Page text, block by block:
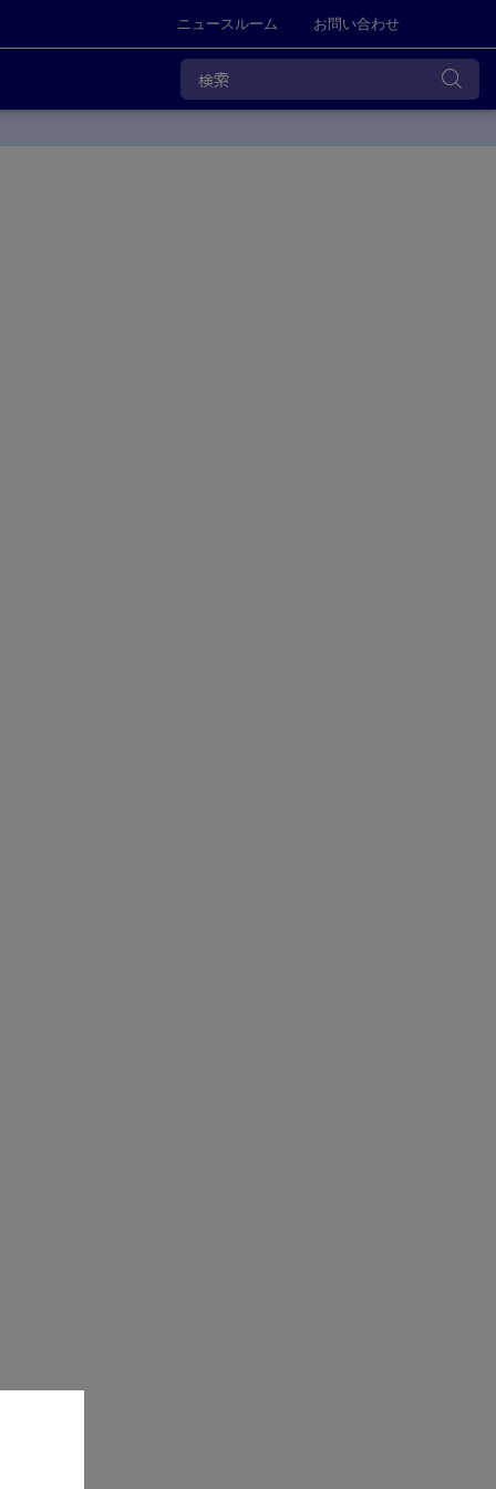
ニュースルーム お問い合わせ